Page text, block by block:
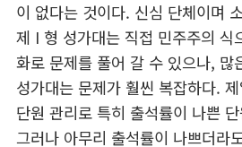
이 없다는 것이다. 신심 단체이며
제 I 형 성가대는 직접 민주주의 식
화로 문제를 풀어 갈 수 있으나, 많
성가대는 문제가 훨씬 복잡하다.
단원 관리로 특히 출석률이 나쁜
그러나 아무리 출석률이 나쁘더라